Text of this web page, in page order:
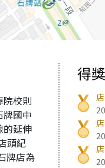
院校則
牌國中
的延伸
頭紀
牌店為
得